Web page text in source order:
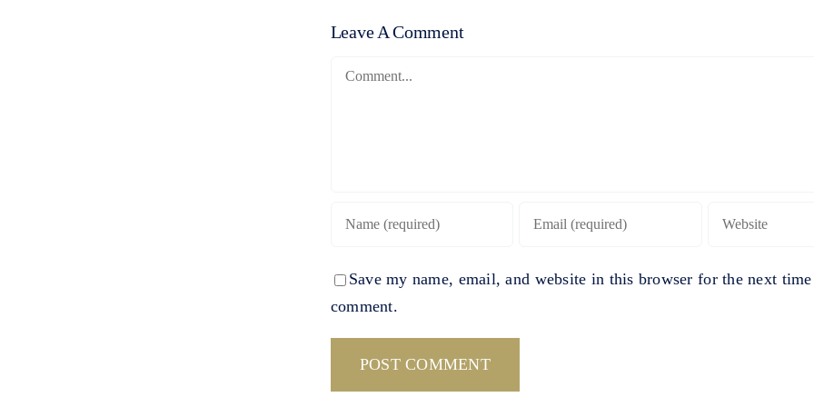
Leave A Comment
Comment
Save my name, email, and website in this browser for the next
comment.